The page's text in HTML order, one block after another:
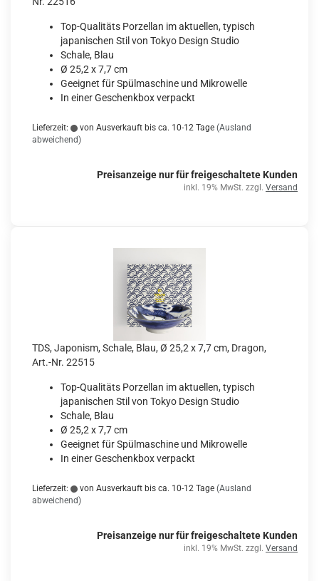
Top-Qualitäts Porzellan im aktuellen, typisch
japanischen Stil von Tokyo Design Studio
Schale, Blau
Ø 25,2 x 7,7 cm
Geeignet für Spülmaschine und Mikrowelle
In einer Geschenkbox verpackt
Lieferzeit: von Ausverkauft bis ca. 10-12 Tage (Ausland
abweichend)
Preisanzeige nur für freigeschaltete Kunden
inkl. 19% MwSt. zzgl. Versand
TDS, Japonism, Schale, Blau, Ø 25,2 x 7,7 cm, Dragon,
Art.-Nr. 22515
Top-Qualitäts Porzellan im aktuellen, typisch
japanischen Stil von Tokyo Design Studio
Schale, Blau
Ø 25,2 x 7,7 cm
Geeignet für Spülmaschine und Mikrowelle
In einer Geschenkbox verpackt
Lieferzeit: von Ausverkauft bis ca. 10-12 Tage (Ausland
abweichend)
Preisanzeige nur für freigeschaltete Kunden
inkl. 19% MwSt. zzgl. Versand